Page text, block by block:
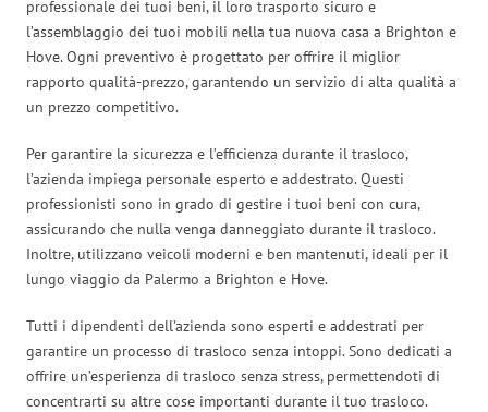
professionale dei tuoi beni, il loro trasporto sicuro e
l’assemblaggio dei tuoi mobili nella tua nuova casa a Brighton e
Hove. Ogni preventivo è progettato per offrire il miglior
rapporto qualità-prezzo, garantendo un servizio di alta qualità a
un prezzo competitivo.
Per garantire la sicurezza e l’efficienza durante il trasloco,
l’azienda impiega personale esperto e addestrato. Questi
professionisti sono in grado di gestire i tuoi beni con cura,
assicurando che nulla venga danneggiato durante il trasloco.
Inoltre, utilizzano veicoli moderni e ben mantenuti, ideali per il
lungo viaggio da Palermo a Brighton e Hove.
Tutti i dipendenti dell’azienda sono esperti e addestrati per
garantire un processo di trasloco senza intoppi. Sono dedicati a
offrire un’esperienza di trasloco senza stress, permettendoti di
concentrarti su altre cose importanti durante il tuo trasloco.